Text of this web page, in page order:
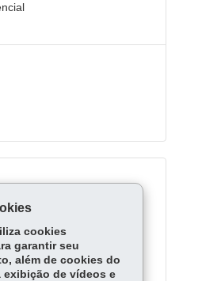
da Educação de
estadual de ensino do
cookies
garantir seu
além de cookies do
exibição de vídeos e